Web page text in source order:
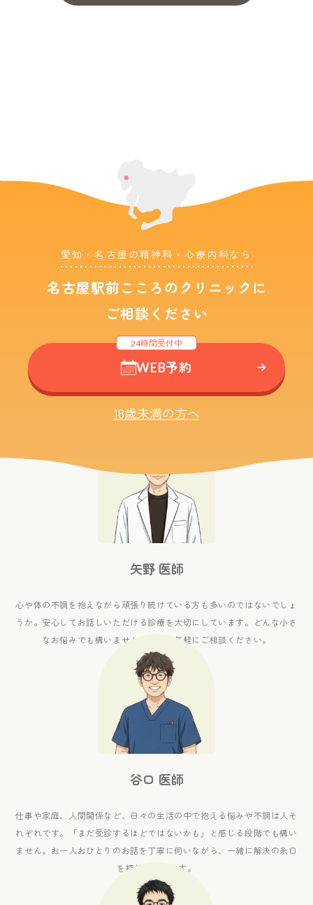
愛知・名古屋の精神科・心療内科なら
名古屋駅前こころのクリニックに
ご相談ください
24時間受付中
WEB予約
18歳未満の方へ
矢野 医師
心や体の不調を抱えながら 頑張り続けている方も多いのではないでしょ
うか。 安心してお話しいただける診療を大切にしています。
どんな小さ
なお悩みでも構いませんので、
お気軽にご相談ください。
谷口 医師
仕事や家庭、人間関係など、
日々の生活の中で抱える悩みや不調は人そ
れぞれです。
「まだ受診するほどではないかも」と 感じる段階でも構い
ません。 お一人おひとりのお話を丁寧に伺いながら、 一緒に解決の糸口
を探していきます。